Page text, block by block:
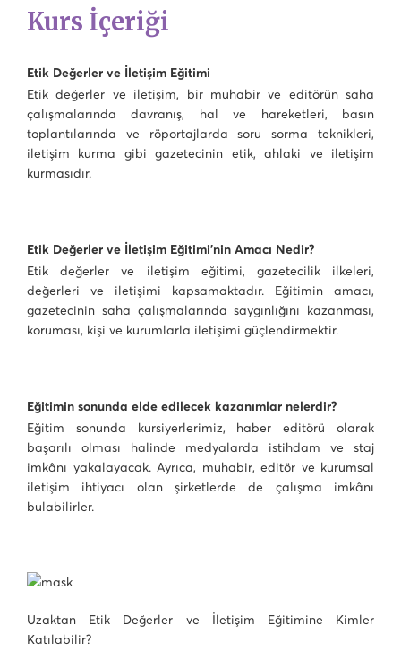
Kurs İçeriği
Etik Değerler ve İletişim Eğitimi
Etik değerler ve iletişim, bir muhabir ve editörün saha
çalışmalarında davranış, hal ve hareketleri, basın
toplantılarında ve röportajlarda soru sorma teknikleri,
iletişim kurma gibi gazetecinin etik, ahlaki ve iletişim
kurmasıdır.
Etik Değerler ve İletişim Eğitimi’nin Amacı Nedir?
Etik değerler ve iletişim eğitimi, gazetecilik ilkeleri,
değerleri ve iletişimi kapsamaktadır. Eğitimin amacı,
gazetecinin saha çalışmalarında saygınlığını kazanması,
koruması, kişi ve kurumlarla iletişimi güçlendirmektir.
Eğitimin sonunda elde edilecek kazanımlar nelerdir?
Eğitim sonunda kursiyerlerimiz, haber editörü olarak
başarılı olması halinde medyalarda istihdam ve staj
imkânı yakalayacak. Ayrıca, muhabir, editör ve kurumsal
iletişim ihtiyacı olan şirketlerde de çalışma imkânı
bulabilirler.
Uzaktan Etik Değerler ve İletişim Eğitimine Kimler
Katılabilir?